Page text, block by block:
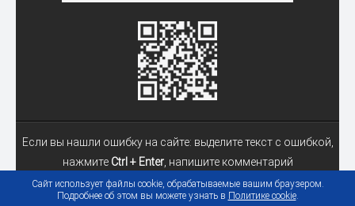
Если вы нашли ошибку на сайте: выделите текст с ошибкой,
нажмите Ctrl + Enter, напишите комментарий
© 2026 Учреждение образования «Гомельский государственный
Сайт использует файлы cookie, обрабатываемые вашим браузером.
Подробнее об этом вы можете узнать в Политике cookie.